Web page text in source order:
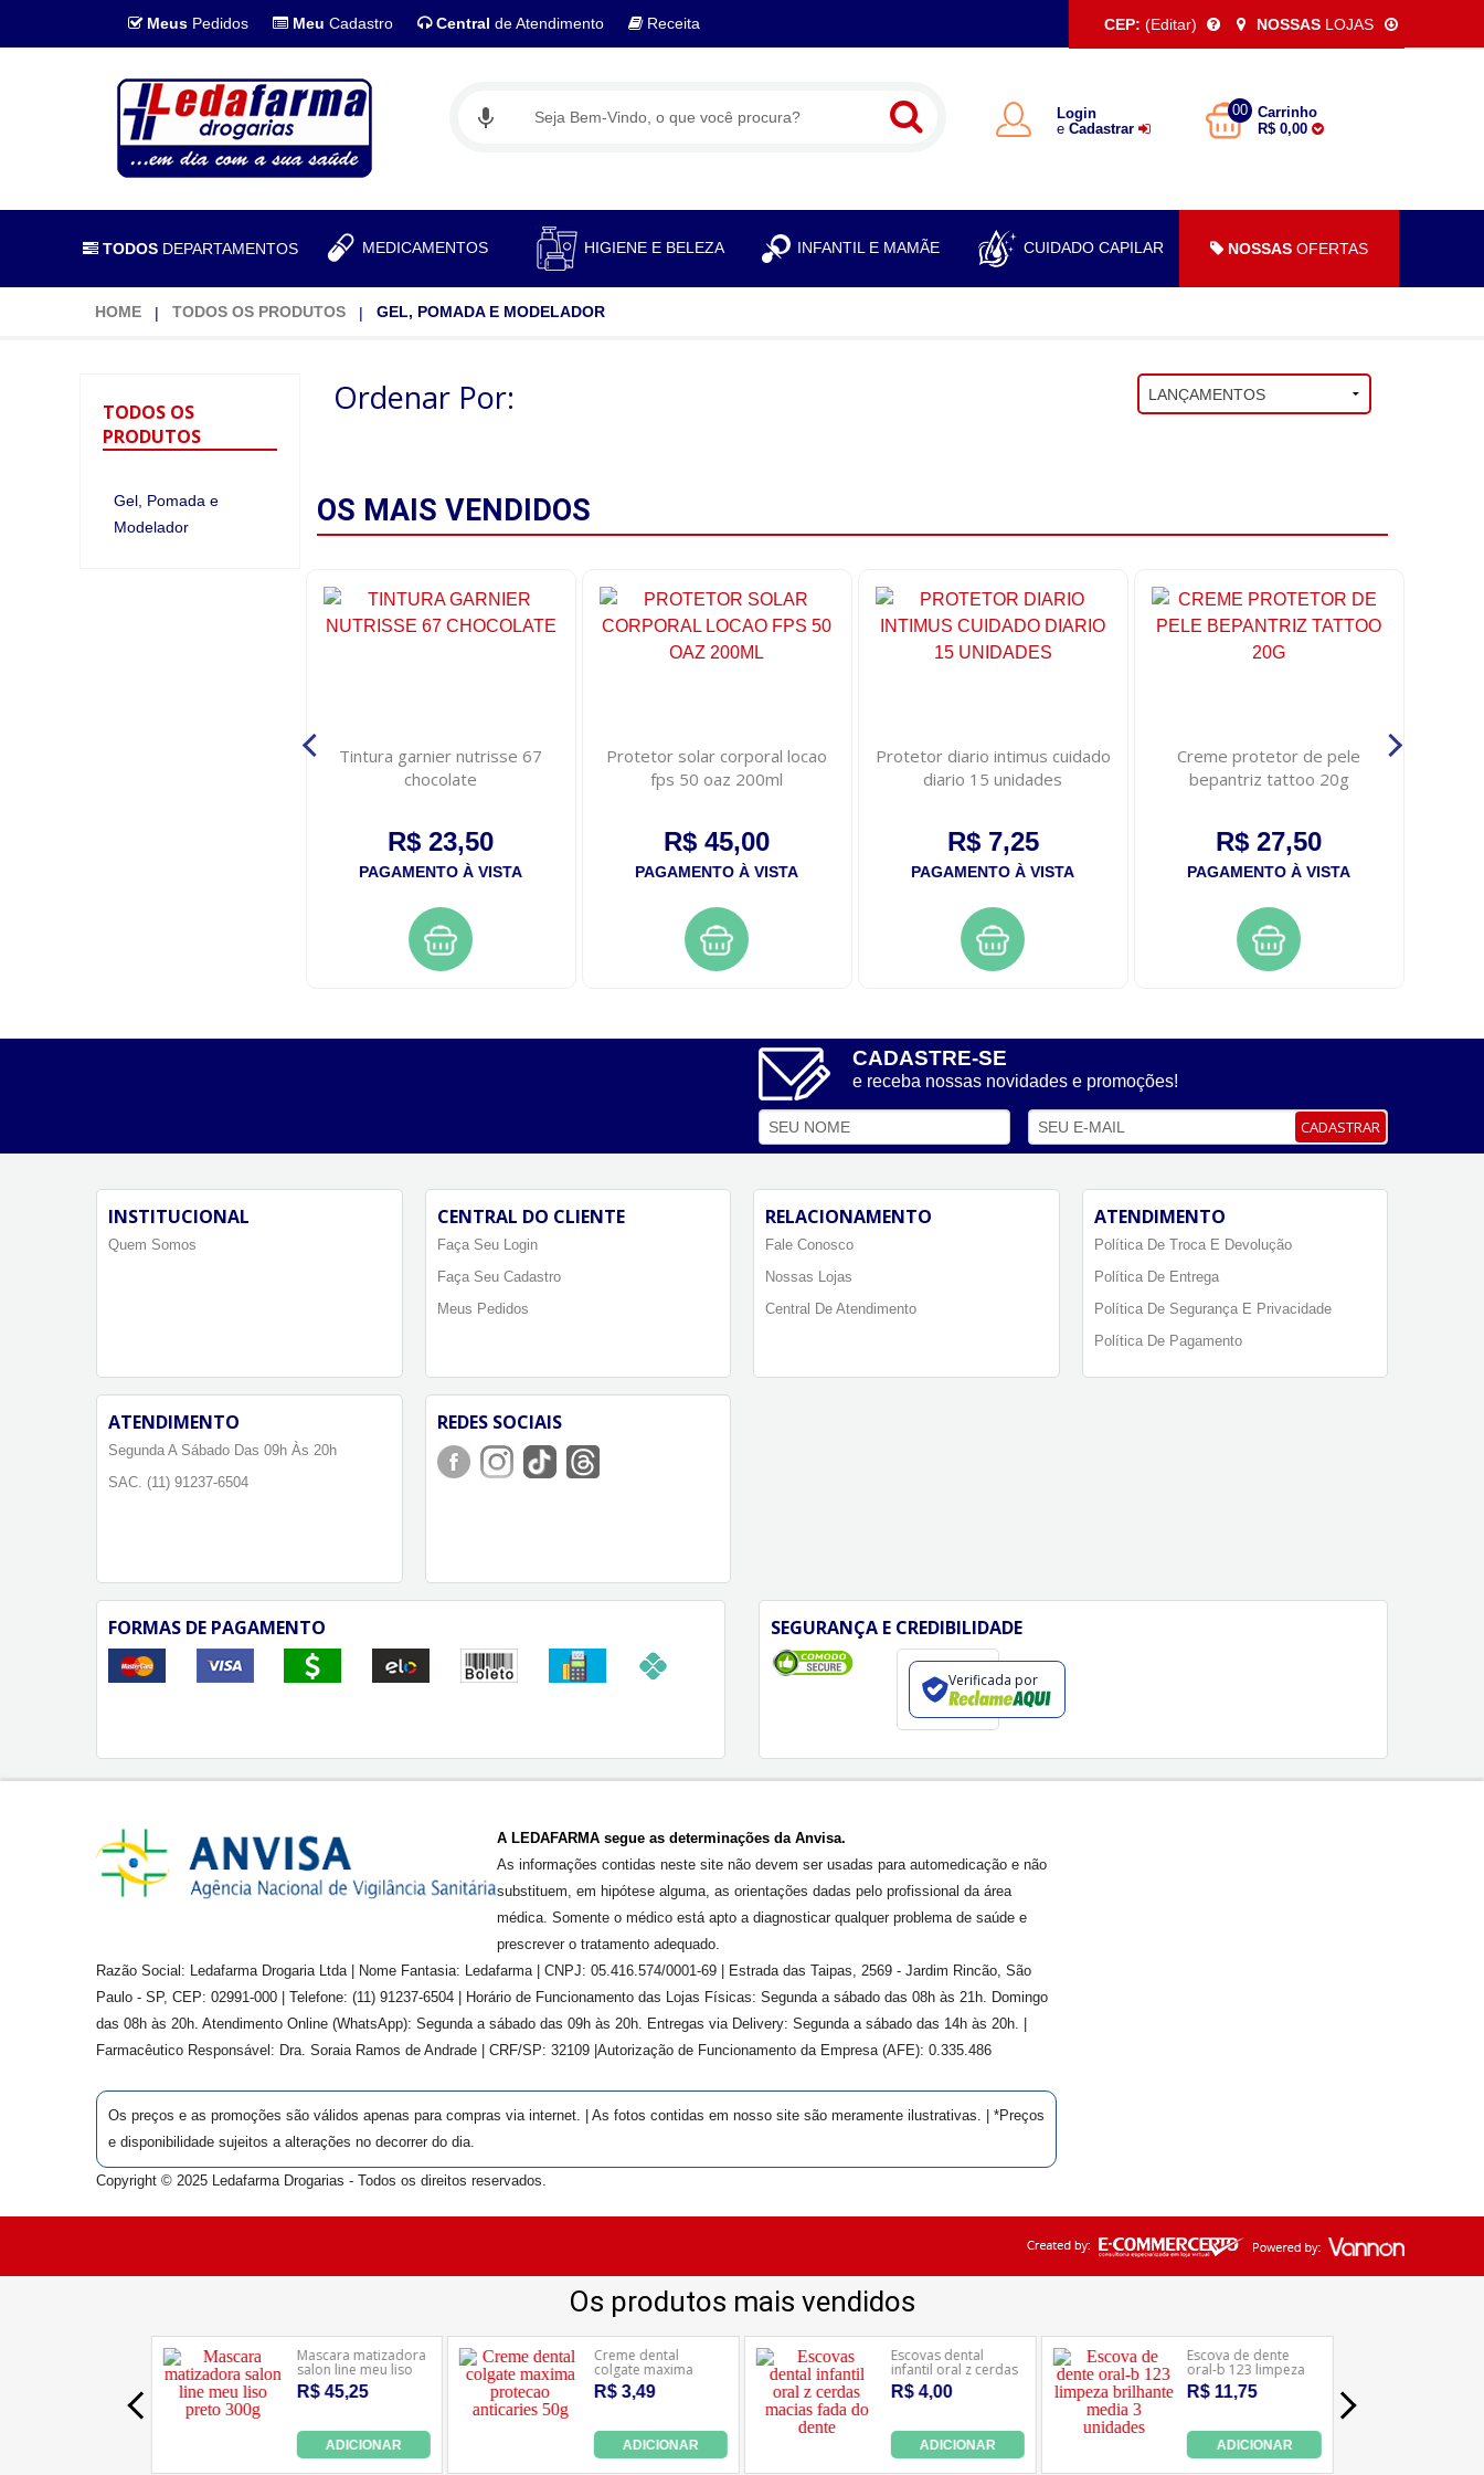
Meus Pedidos Meu Cadastro Central de Atendimento Receita CEP: (Editar) NOSSAS LOJAS
Login
e Cadastrar
00
Carrinho
R$ 0,00
TODOS DEPARTAMENTOS MEDICAMENTOS HIGIENE E BELEZA INFANTIL E MAMÃE CUIDADO CAPILAR NOSSAS OFERTAS
HOME TODOS OS PRODUTOS GEL, POMADA E MODELADOR
TODOS OS
PRODUTOS
Gel, Pomada e
Modelador
Ordenar Por:
OS MAIS VENDIDOS
Tintura garnier nutrisse 67
chocolate
R$ 23,50
PAGAMENTO À VISTA
Protetor solar corporal locao
fps 50 oaz 200ml
R$ 45,00
PAGAMENTO À VISTA
Protetor diario intimus cuidado
diario 15 unidades
R$ 7,25
PAGAMENTO À VISTA
Creme protetor de pele
bepantriz tattoo 20g
R$ 27,50
PAGAMENTO À VISTA
CADASTRE-SE
e receba nossas novidades e promoções!
CADASTRAR
INSTITUCIONAL
Quem Somos
CENTRAL DO CLIENTE
Faça Seu Login
Faça Seu Cadastro
Meus Pedidos
RELACIONAMENTO
Fale Conosco
Nossas Lojas
Central De Atendimento
ATENDIMENTO
Política De Troca E Devolução
Política De Entrega
Política De Segurança E Privacidade
Política De Pagamento
ATENDIMENTO
Segunda A Sábado Das 09h Às 20h
SAC. (11) 91237-6504
REDES SOCIAIS
FORMAS DE PAGAMENTO SEGURANÇA E CREDIBILIDADE
Verificada por
A LEDAFARMA segue as determinações da Anvisa.
As informações contidas neste site não devem ser usadas para automedicação e não
substituem, em hipótese alguma, as orientações dadas pelo profissional da área
médica. Somente o médico está apto a diagnosticar qualquer problema de saúde e
prescrever o tratamento adequado.
Razão Social: Ledafarma Drogaria Ltda | Nome Fantasia: Ledafarma | CNPJ: 05.416.574/0001-69 | Estrada das Taipas, 2569 - Jardim Rincão, São
Paulo - SP, CEP: 02991-000 | Telefone: (11) 91237-6504 | Horário de Funcionamento das Lojas Físicas: Segunda a sábado das 08h às 21h. Domingo
das 08h às 20h. Atendimento Online (WhatsApp): Segunda a sábado das 09h às 20h. Entregas via Delivery: Segunda a sábado das 14h às 20h. |
Farmacêutico Responsável: Dra. Soraia Ramos de Andrade | CRF/SP: 32109 |Autorização de Funcionamento da Empresa (AFE): 0.335.486
Os preços e as promoções são válidos apenas para compras via internet. | As fotos contidas em nosso site são meramente ilustrativas. | *Preços
e disponibilidade sujeitos a alterações no decorrer do dia.
Copyright © 2025 Ledafarma Drogarias - Todos os direitos reservados.